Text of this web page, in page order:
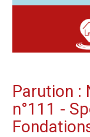
Parution :
n°111 -